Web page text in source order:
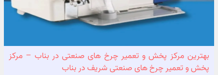
بهترین مرکز پخش و تعمیر چرخ های صنعتی در بناب – مرکز
پخش و تعمیر چرخ های صنعتی شریف در بناب